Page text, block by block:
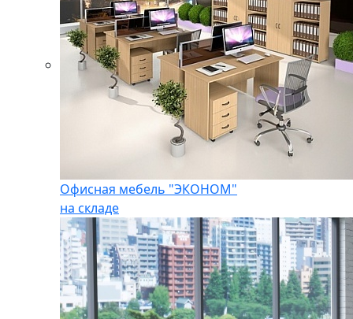
Офисная мебель "ЭКОНОМ"
на складе